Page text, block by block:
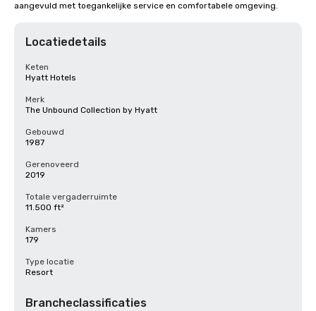
aangevuld met toegankelijke service en comfortabele omgeving.
Locatiedetails
Keten
Hyatt Hotels
Merk
The Unbound Collection by Hyatt
Gebouwd
1987
Gerenoveerd
2019
Totale vergaderruimte
11.500 ft²
Kamers
179
Type locatie
Resort
Brancheclassificaties